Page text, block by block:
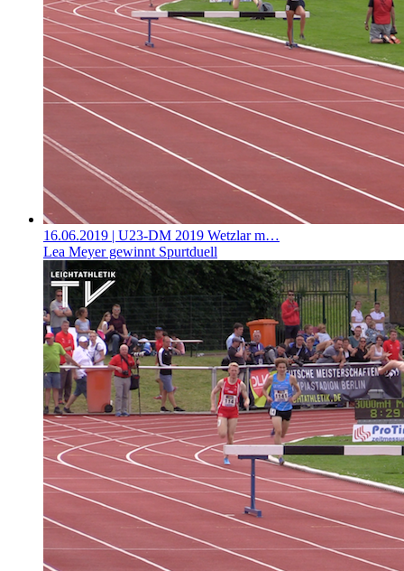
16.06.2019 | U23-DM 2019 Wetzlar m…
Lea Meyer gewinnt Spurtduell